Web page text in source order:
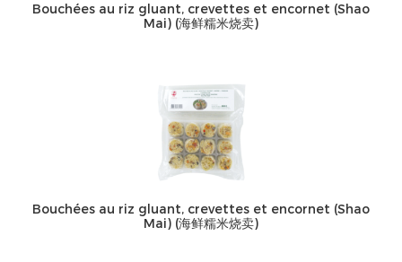
Bouchées au riz gluant, crevettes et encornet (Shao
Mai) (海鲜糯米烧卖)
Bouchées au riz gluant, crevettes et encornet (Shao
Mai) (海鲜糯米烧卖)